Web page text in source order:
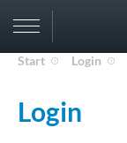
Start Login
Login